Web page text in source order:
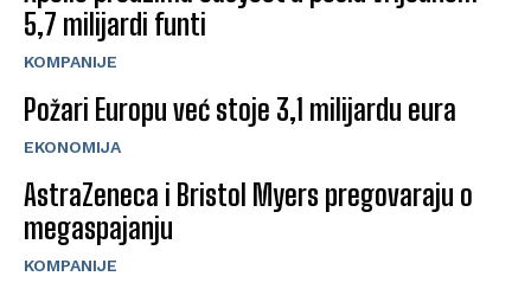
5,7 milijardi funti
KOMPANIJE
Požari Europu već stoje 3,1 milijardu eura
EKONOMIJA
AstraZeneca i Bristol Myers pregovaraju o
megaspajanju
KOMPANIJE